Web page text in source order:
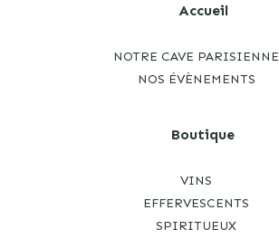
Accueil
NOTRE CAVE PARISIENNE
NOS ÉVÈNEMENTS
Boutique
VINS
EFFERVESCENTS
SPIRITUEUX